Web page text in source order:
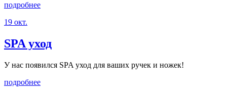
подробнее
19 окт.
SPA уход
У нас появился SPA уход для ваших ручек и ножек!
подробнее